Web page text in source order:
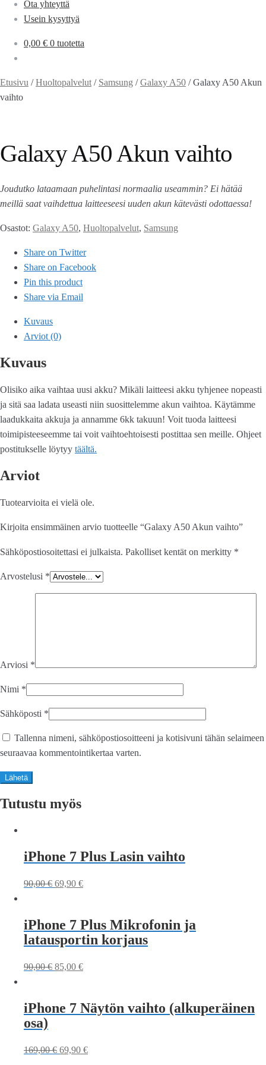
Ota yhteyttä
Usein kysyttyä
0,00 € 0 tuotetta
Etusivu /Huoltopalvelut / Samsung /Galaxy A50 /Galaxy A50 Akun
vaihto
Galaxy A50 Akun vaihto
Joudutko lataamaan puhelintasi normaalia useammin? Ei hätää
meillä saat vaihdettua laitteeseesi uuden akun kätevästi odottaessa!
Osastot: Galaxy A50, Huoltopalvelut, Samsung
Share on Twitter
Share on Facebook
Pin this product
Share via Email
Kuvaus
Arviot (0)
Kuvaus
Olisiko aika vaihtaa uusi akku? Mikäli laitteesi akku tyhjenee nopeasti
ja sitä saa ladata useasti niin suosittelemme akun vaihtoa. Käytämme
laadukkaita akkuja ja annamme 6kk takuun! Voit tuoda laitteesi
toimipisteeseemme tai voit vaihtoehtoisesti postittaa sen meille. Ohjeet
postitukselle löytyy täältä.
Arviot
Tuotearvioita ei vielä ole.
Kirjoita ensimmäinen arvio tuotteelle “Galaxy A50 Akun vaihto”
Sähköpostiosoitettasi ei julkaista. Pakolliset kentät on merkitty *
Arvostelusi *
Arviosi *
Nimi *
Sähköposti *
Tallenna nimeni, sähköpostiosoitteeni ja kotisivuni tähän selaimeen
seuraavaa kommentointikertaa varten.
Tutustu myös
iPhone 7 Plus Lasin vaihto
90,00€ 69,90 €
iPhone 7 Plus Mikrofonin ja
latausportin korjaus
90,00€ 85,00 €
iPhone 7 Näytön vaihto (alkuperäinen
osa)
169,00€ 69,90 €